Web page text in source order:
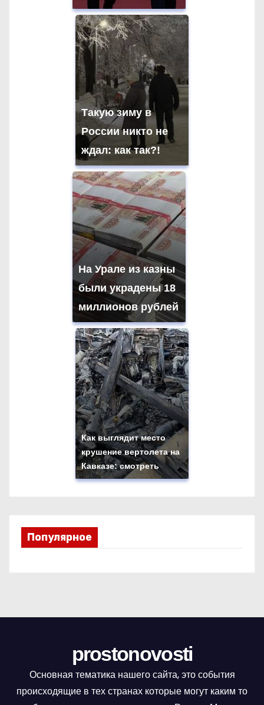
Такую зиму в
России никто не
ждал: как так?!
На Урале из казны
были украдены 18
миллионов рублей
Как выглядит место
крушение вертолета на
Кавказе: смотреть
Популярное
prostonovosti
Основная тематика нашего сайта, это события
происходящие в тех странах которые могут каким то